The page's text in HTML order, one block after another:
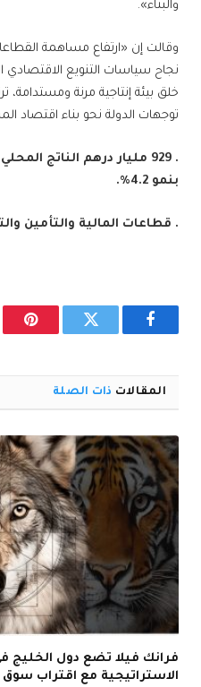
والبناء».
نجاح سياسات التنويع الاقتصادي
خلق بيئة إنتاجية مرنة ومستدامة،
توجهات الدولة نحو بناء اقتصاد
بنمو 4.2%.
. قطاعات المالية والتأمين
فيسبوك تويتر
المقالات ذات الصلة
فرانك فيلا تضع دول الخليج
الاستراتيجية مع اقتراب